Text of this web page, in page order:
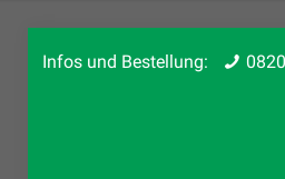
Infos und Bestellung: